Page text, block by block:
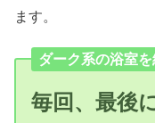
ます。
ダーク系の浴室
毎回、最後